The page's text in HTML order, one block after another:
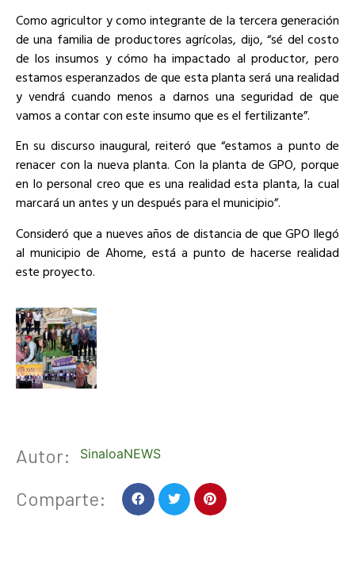
Como agricultor y como integrante de la tercera generación
de una familia de productores agrícolas, dijo, “sé del costo
de los insumos y cómo ha impactado al productor, pero
estamos esperanzados de que esta planta será una realidad
y vendrá cuando menos a darnos una seguridad de que
vamos a contar con este insumo que es el fertilizante”.
En su discurso inaugural, reiteró que “estamos a punto de
renacer con la nueva planta. Con la planta de GPO, porque
en lo personal creo que es una realidad esta planta, la cual
marcará un antes y un después para el municipio”.
Consideró que a nueves años de distancia de que GPO llegó
al municipio de Ahome, está a punto de hacerse realidad
este proyecto.
Autor: SinaloaNEWS
Comparte: